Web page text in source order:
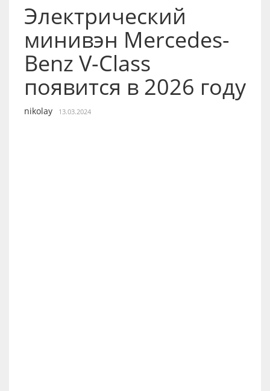
Электрический
минивэн Mercedes-
Benz V-Class
появится в 2026 году
nikolay 13.03.2024